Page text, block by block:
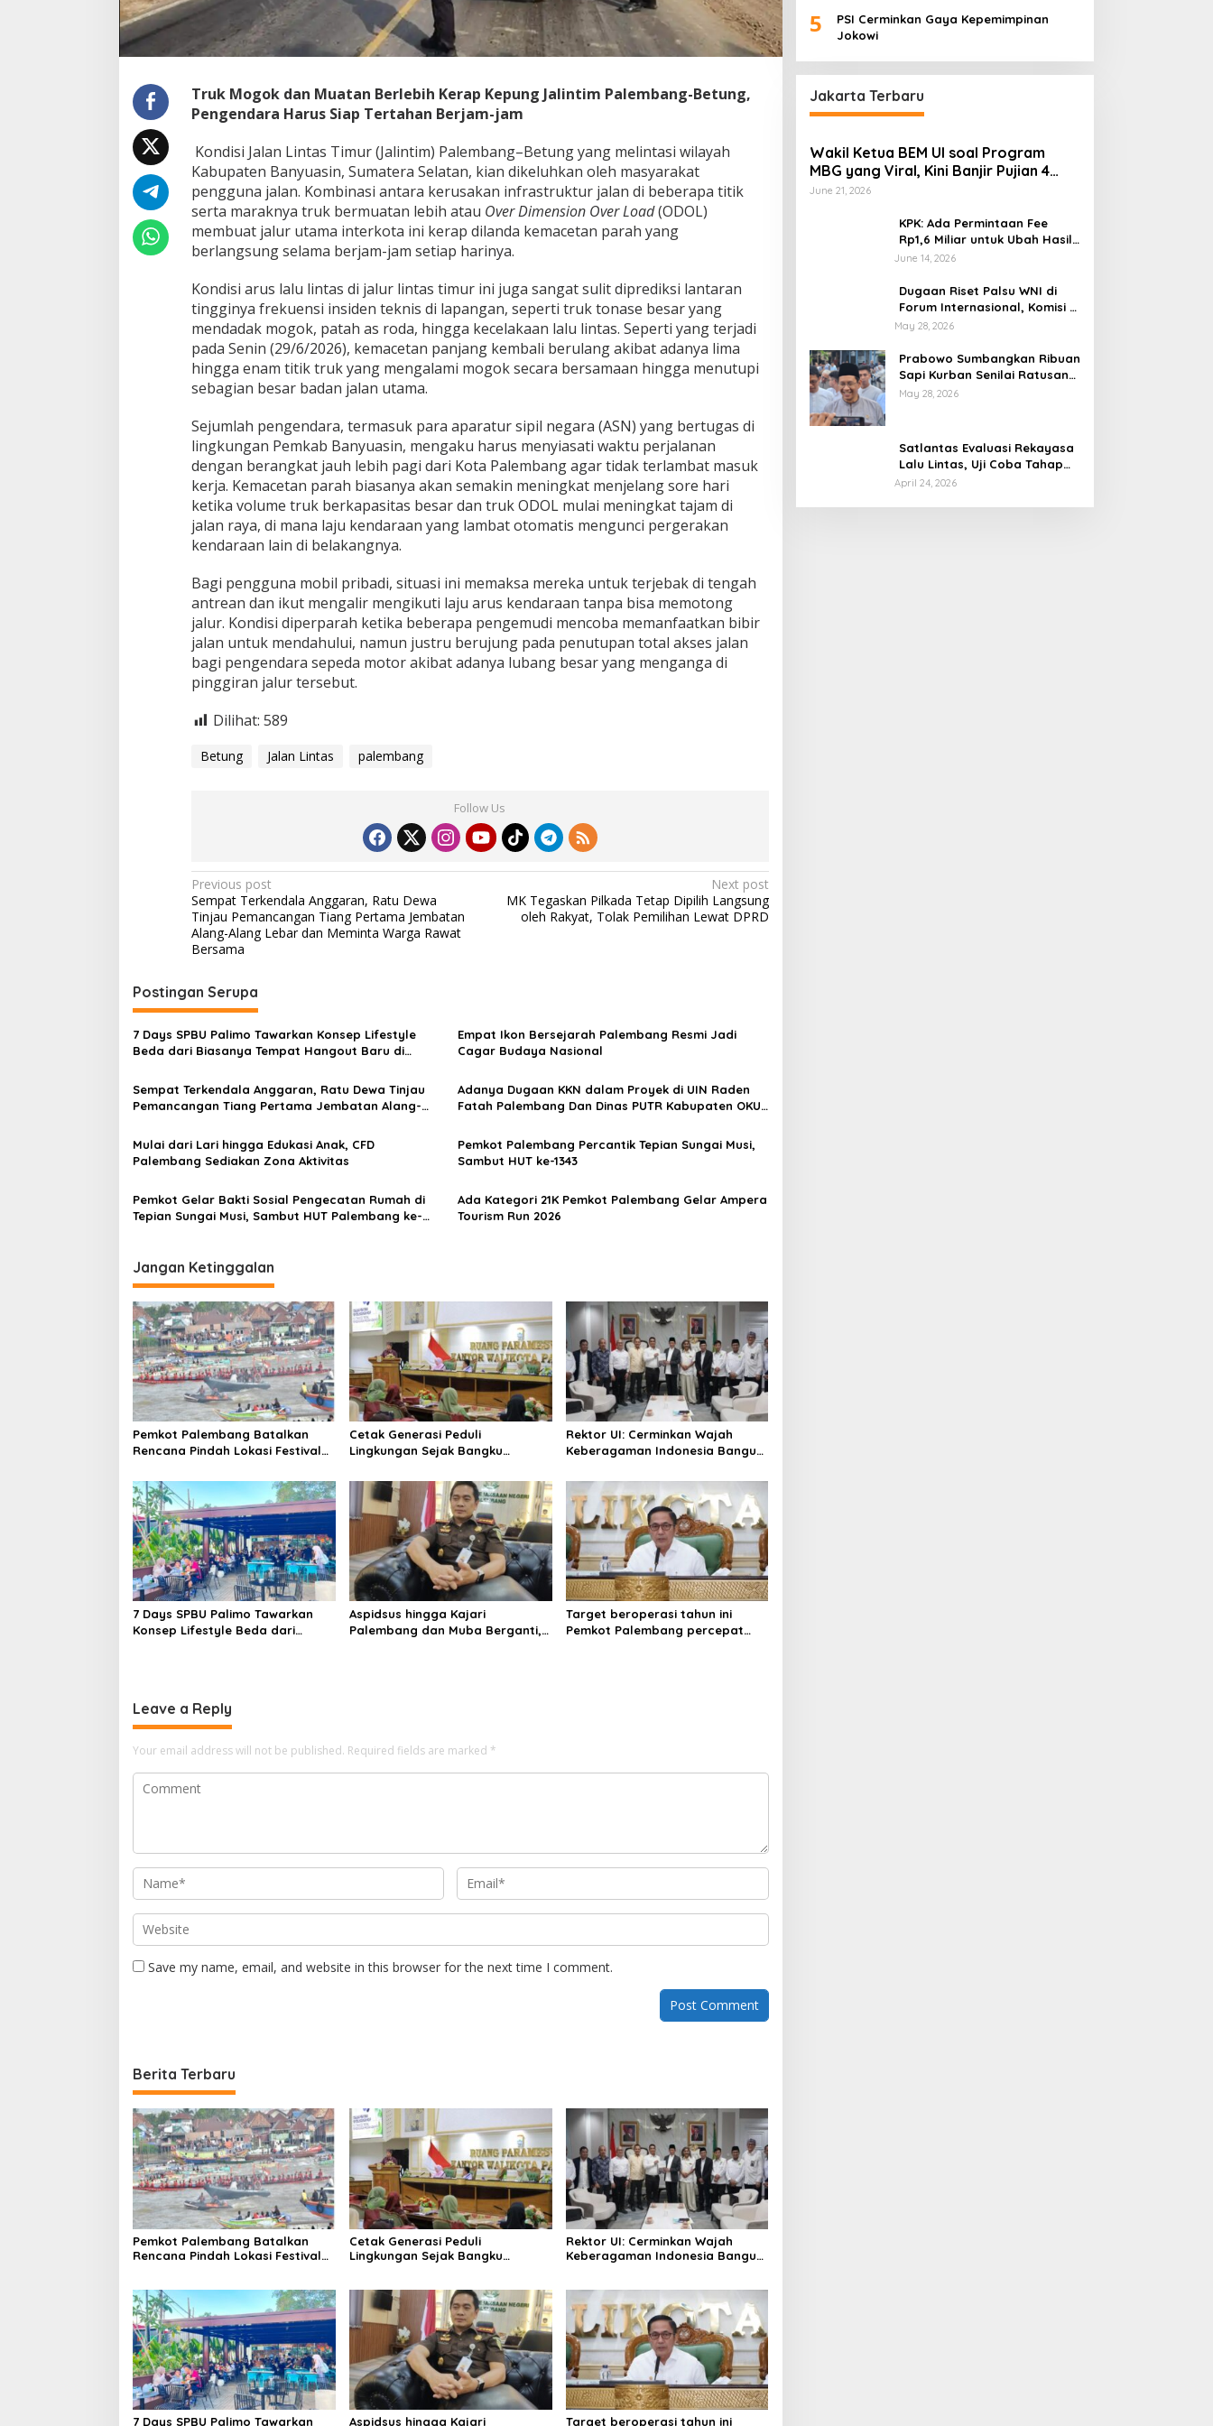
m
b
n
g
–
e
t
u
n
g
J
a
i
M
o
m
o
k
P
e
g
e
n
d
a
a
Truk Mogok dan Muatan Berlebih Kerap Kepung Jalintim Palembang-Betung,
Pengendara Harus Siap Tertahan Berjam-jam
Kondisi Jalan Lintas Timur (Jalintim) Palembang–Betung yang melintasi wilayah
Kabupaten Banyuasin, Sumatera Selatan, kian dikeluhkan oleh masyarakat
pengguna jalan. Kombinasi antara kerusakan infrastruktur jalan di beberapa titik
serta maraknya truk bermuatan lebih atau Over Dimension Over Load(ODOL)
membuat jalur utama interkota ini kerap dilanda kemacetan parah yang
berlangsung selama berjam-jam setiap harinya.
Kondisi arus lalu lintas di jalur lintas timur ini juga sangat sulit diprediksi lantaran
tingginya frekuensi insiden teknis di lapangan, seperti truk tonase besar yang
mendadak mogok, patah as roda, hingga kecelakaan lalu lintas. Seperti yang terjadi
pada Senin (29/6/2026), kemacetan panjang kembali berulang akibat adanya lima
hingga enam titik truk yang mengalami mogok secara bersamaan hingga menutupi
sebagian besar badan jalan utama.
Sejumlah pengendara, termasuk para aparatur sipil negara (ASN) yang bertugas di
lingkungan Pemkab Banyuasin, mengaku harus menyiasati waktu perjalanan
dengan berangkat jauh lebih pagi dari Kota Palembang agar tidak terlambat masuk
kerja. Kemacetan parah biasanya akan semakin meningkat menjelang sore hari
ketika volume truk berkapasitas besar dan truk ODOL mulai meningkat tajam di
jalan raya, di mana laju kendaraan yang lambat otomatis mengunci pergerakan
kendaraan lain di belakangnya.
Bagi pengguna mobil pribadi, situasi ini memaksa mereka untuk terjebak di tengah
antrean dan ikut mengalir mengikuti laju arus kendaraan tanpa bisa memotong
jalur. Kondisi diperparah ketika beberapa pengemudi mencoba memanfaatkan bibir
jalan untuk mendahului, namun justru berujung pada penutupan total akses jalan
bagi pengendara sepeda motor akibat adanya lubang besar yang menganga di
pinggiran jalur tersebut.
Dilihat: 589
Betung Jalan Lintas palembang
Follow Us
P
o
s
t
n
a
v
i
g
a
t
i
o
n
Previous post
Sempat Terkendala Anggaran, Ratu Dewa
Tinjau Pemancangan Tiang Pertama Jembatan
Alang-Alang Lebar dan Meminta Warga Rawat
Bersama
Next post
MK Tegaskan Pilkada Tetap Dipilih Langsung
oleh Rakyat, Tolak Pemilihan Lewat DPRD
Postingan Serupa
7 Days SPBU Palimo Tawarkan Konsep Lifestyle
Beda dari Biasanya Tempat Hangout Baru di
Empat Ikon Bersejarah Palembang Resmi Jadi
Cagar Budaya Nasional
Sempat Terkendala Anggaran, Ratu Dewa Tinjau
Pemancangan Tiang Pertama Jembatan Alang-
Adanya Dugaan KKN dalam Proyek di UIN Raden
Fatah Palembang Dan Dinas PUTR Kabupaten OKU
Kejati
Mulai dari Lari hingga Edukasi Anak, CFD
Palembang Sediakan Zona Aktivitas
Pemkot Palembang Percantik Tepian Sungai Musi,
Sambut HUT ke-1343
Pemkot Gelar Bakti Sosial Pengecatan Rumah di
Tepian Sungai Musi, Sambut HUT Palembang ke-
Ada Kategori 21K Pemkot Palembang Gelar Ampera
Tourism Run 2026
Jangan Ketinggalan
Pemkot Palembang Batalkan
Rencana Pindah Lokasi Festival
Musi
Cetak Generasi Peduli
Lingkungan Sejak Bangku
Perkuat Program Adiwiyata
Rektor UI: Cerminkan Wajah
Keberagaman Indonesia Bangun
Agama
7 Days SPBU Palimo Tawarkan
Konsep Lifestyle Beda dari
Aspidsus hingga Kajari
Palembang dan Muba Berganti,
Target beroperasi tahun ini
Pemkot Palembang percepat
Leave a Reply
Your email address will not be published. Required fields are marked *
Save my name, email, and website in this browser for the next time I comment.
Berita Terbaru
Pemkot Palembang Batalkan
Rencana Pindah Lokasi Festival
Cetak Generasi Peduli
Lingkungan Sejak Bangku
Rektor UI: Cerminkan Wajah
Keberagaman Indonesia Bangun
7 Days SPBU Palimo Tawarkan Aspidsus hingga Kajari Target beroperasi tahun ini
5
PSI Cerminkan Gaya Kepemimpinan
Jokowi
Jakarta Terbaru
Wakil Ketua BEM UI soal Program
MBG yang Viral, Kini Banjir Pujian 4
Poin Kritik Fatimah Azzahra
June 21, 2026
KPK: Ada Permintaan Fee
Rp1,6 Miliar untuk Ubah Hasil
Audit di Muara Enim di OTT
June 14, 2026
Dugaan Riset Palsu WNI di
Forum Internasional, Komisi X
DPR Desak Investigasi dan
May 28, 2026
Prabowo Sumbangkan Ribuan
Sapi Kurban Senilai Ratusan
Miliar Rupiah, Begini
May 28, 2026
Satlantas Evaluasi Rekayasa
Lalu Lintas, Uji Coba Tahap
Dua Car Free Day Palembang
April 24, 2026